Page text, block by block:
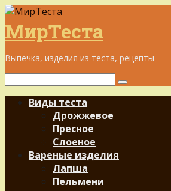
Перейти
к
контенту
МирТеста
Выпечка, изделия из теста, рецепты
Поиск:
Виды теста
Дрожжевое
Пресное
Слоеное
Вареные изделия
Лапша
Пельмени